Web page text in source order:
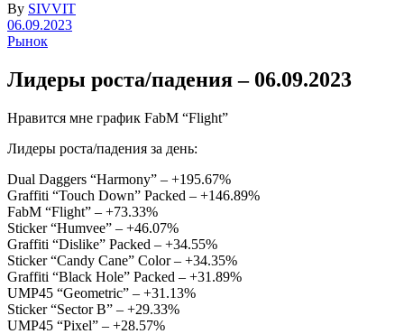
By SIVVIT
06.09.2023
Рынок
Лидеры роста/падения – 06.09.2023
Нравится мне график FabM “Flight”
Лидеры роста/падения за день:
Dual Daggers “Harmony” – +195.67%
Graffiti “Touch Down” Packed – +146.89%
FabM “Flight” – +73.33%
Sticker “Humvee” – +46.07%
Graffiti “Dislike” Packed – +34.55%
Sticker “Candy Cane” Color – +34.35%
Graffiti “Black Hole” Packed – +31.89%
UMP45 “Geometric” – +31.13%
Sticker “Sector B” – +29.33%
UMP45 “Pixel” – +28.57%